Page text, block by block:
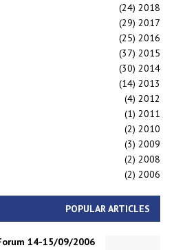
2018
(24)
2017
(29)
2016
(25)
2015
(37)
2014
(30)
2013
(14)
2012
(4)
2011
(1)
2010
(2)
2009
(3)
2008
(2)
2006
(2)
POPULAR ARTICLES
14-15/09/2006